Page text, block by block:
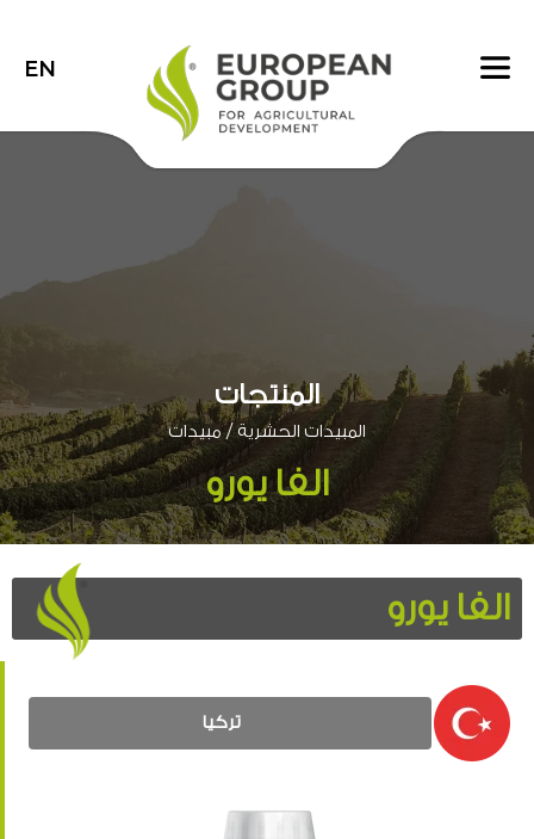
EN
المنتجات
المبيدات الحشرية /مبيدات
الفا يورو
الفا يورو
تركيا